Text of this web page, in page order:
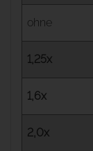
ohne
1,25x
1,6x
2,0x